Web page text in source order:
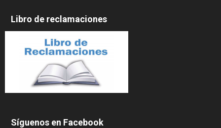
Libro de reclamaciones
Síguenos en Facebook